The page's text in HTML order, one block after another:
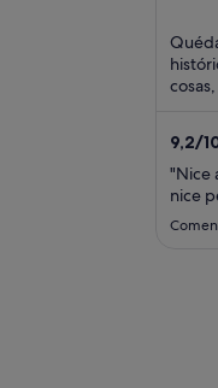
5
9,2/
(4133
"Nice
nice